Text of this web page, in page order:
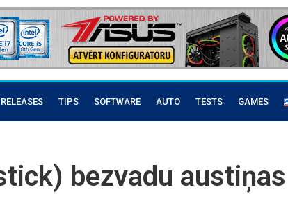
TIPS SOFTWARE AUTO TESTS GAMES
bezvadu austiņas